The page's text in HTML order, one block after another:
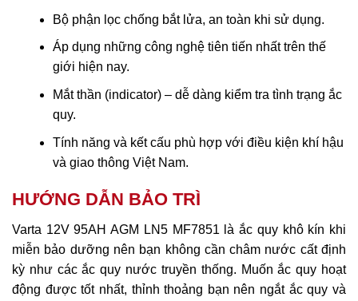
Bộ phận lọc chống bắt lửa, an toàn khi sử dụng.
Áp dụng những công nghệ tiên tiến nhất trên thế
giới hiện nay.
Mắt thần (indicator) – dễ dàng kiểm tra tình trạng ắc
quy.
Tính năng và kết cấu phù hợp với điều kiện khí hậu
và giao thông Việt Nam.
HƯỚNG DẪN BẢO TRÌ
Varta 12V 95AH AGM LN5 MF7851 là ắc quy khô kín khi
miễn bảo dưỡng nên bạn không cần châm nước cất định
kỳ như các ắc quy nước truyền thống. Muốn ắc quy hoạt
động được tốt nhất, thỉnh thoảng bạn nên ngắt ắc quy và